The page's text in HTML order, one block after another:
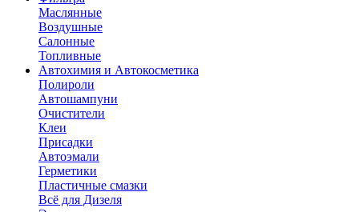
Маслянные
Воздушные
Салонные
Топливные
Автохимия и Автокосметика
Полироли
Автошампуни
Очистители
Клеи
Присадки
Автоэмали
Герметики
Пластичные смазки
Всё для Дизеля